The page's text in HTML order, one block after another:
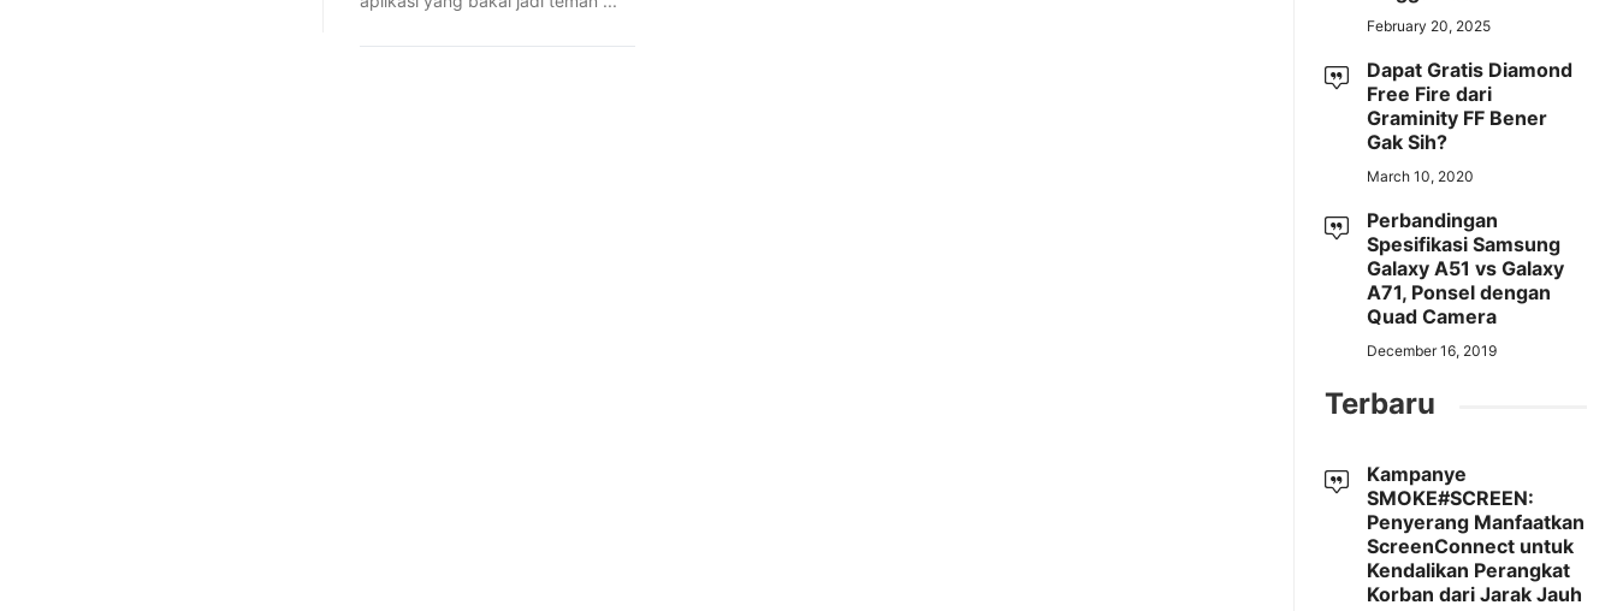
February 20, 2025
Dapat Gratis Diamond
Free Fire dari
Graminity FF Bener
Gak Sih?
March 10, 2020
Perbandingan
Spesifikasi Samsung
Galaxy A51 vs Galaxy
A71, Ponsel dengan
Quad Camera
December 16, 2019
Terbaru
Kampanye
SMOKE#SCREEN:
Penyerang Manfaatkan
ScreenConnect untuk
Kendalikan Perangkat
Korban dari Jarak Jauh